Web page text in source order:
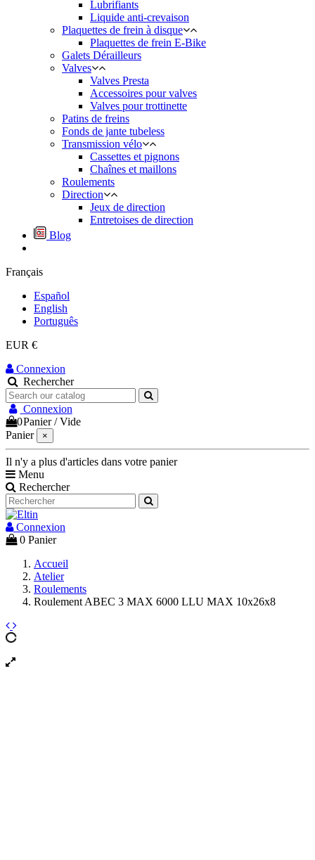
Lubrifiants
Liquide anti-crevaison
Plaquettes de frein à disque
Plaquettes de frein E-Bike
Galets Dérailleurs
Valves
Valves Presta
Accessoires pour valves
Valves pour trottinette
Patins de freins
Fonds de jante tubeless
Transmission vélo
Cassettes et pignons
Chaînes et maillons
Roulements
Direction
Jeux de direction
Entretoises de direction
Blog
Français
Español
English
Português
EUR €
Connexion
Rechercher
Connexion
0Panier /Vide
Panier
×
Il n'y a plus d'articles dans votre panier
Menu
Rechercher
Connexion
0 Panier
Accueil
Atelier
Roulements
Roulement ABEC 3 MAX 6000 LLU MAX 10x26x8